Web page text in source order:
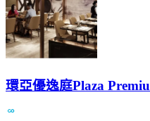
環亞優逸庭Plaza